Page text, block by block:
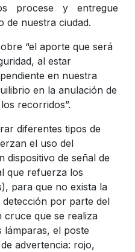
procese y entregue
de nuestra ciudad.
“el aporte que será
al estar
en nuestra
en la anulación de
recorridos”.
diferentes tipos de
el uso del
dispositivo de señal de
que refuerza los
para que no exista la
detección por parte del
que se realiza
lámparas, el poste
advertencia: rojo,